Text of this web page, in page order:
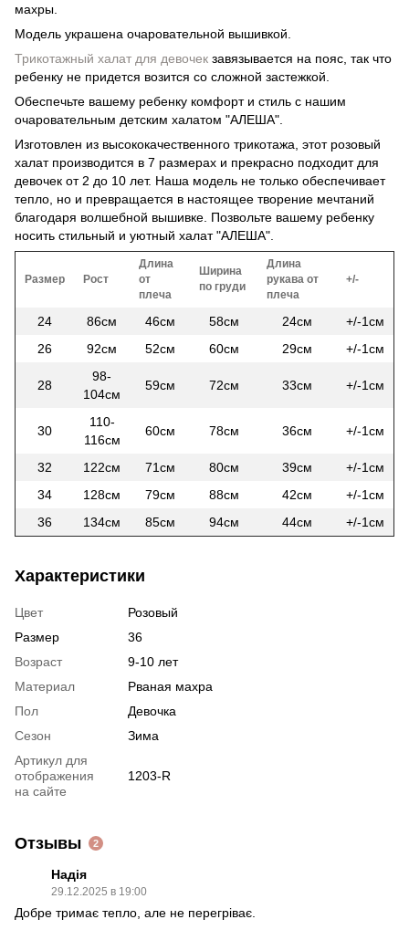
махры.
Модель украшена очаровательной вышивкой.
Трикотажный халат для девочек завязывается на пояс, так что
ребенку не придется возится со сложной застежкой.
Обеспечьте вашему ребенку комфорт и стиль с нашим
очаровательным детским халатом "АЛЕША".
Изготовлен из высококачественного трикотажа, этот розовый
халат производится в 7 размерах и прекрасно подходит для
девочек от 2 до 10 лет. Наша модель не только обеспечивает
тепло, но и превращается в настоящее творение мечтаний
благодаря волшебной вышивке. Позвольте вашему ребенку
носить стильный и уютный халат "АЛЕША".
Размер Рост
Длина
от
плеча
Ширина
по груди
Длина
рукава от
плеча
+/-
24 86см 46см 58см 24см
+/-1см
26
92см 52см 60см 29см +/-1см
28
98-
104см
59см 72см 33см +/-1см
30
110-
116см
60см 78см 36см +/-1см
32 122см 71см 80см 39см
+/-1см
34
128см 79см 88см 42см
+/-1см
36
134см 85см 94см 44см +/-1см
Характеристики
Цвет
Розовый
Размер
36
Возраст
9-10 лет
Материал
Рваная махра
Пол
Девочка
Сезон
Зима
Артикул для
отображения
на сайте
1203-R
Отзывы 2
Надія
29.12.2025 в 19:00
Добре тримає тепло, але не перегріває.